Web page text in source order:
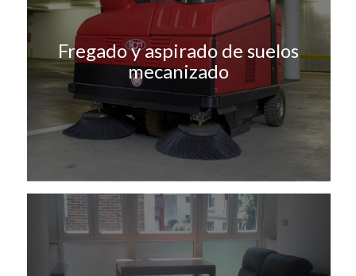
Fregado y aspirado de suelos
mecanizado